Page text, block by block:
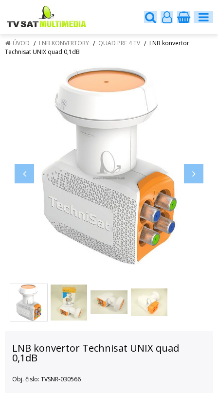
ÚVOD LNB KONVERTORY QUAD PRE 4 TV
LNB konvertor
Technisat UNIX quad 0,1dB
LNB konvertor Technisat UNIX quad
0,1dB
Obj. čislo: TVSNR-030566